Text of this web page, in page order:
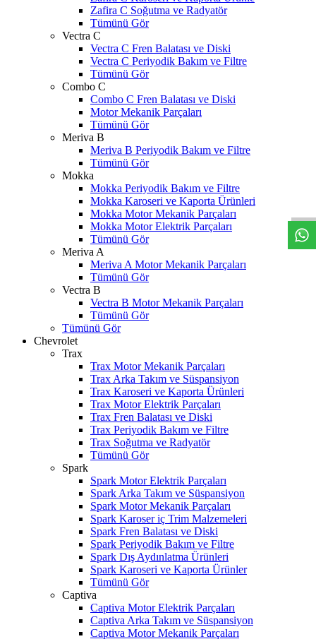
Zafira C Soğutma ve Radyatör
Tümünü Gör
Vectra C
Vectra C Fren Balatası ve Diski
Vectra C Periyodik Bakım ve Filtre
Tümünü Gör
Combo C
Combo C Fren Balatası ve Diski
Motor Mekanik Parçaları
Tümünü Gör
Meriva B
Meriva B Periyodik Bakım ve Filtre
Tümünü Gör
Mokka
Mokka Periyodik Bakım ve Filtre
Mokka Karoseri ve Kaporta Ürünleri
Mokka Motor Mekanik Parçaları
Mokka Motor Elektrik Parçaları
Tümünü Gör
Meriva A
Meriva A Motor Mekanik Parçaları
Tümünü Gör
Vectra B
Vectra B Motor Mekanik Parçaları
Tümünü Gör
Tümünü Gör
Chevrolet
Trax
Trax Motor Mekanik Parçaları
Trax Arka Takım ve Süspansiyon
Trax Karoseri ve Kaporta Ürünleri
Trax Motor Elektrik Parçaları
Trax Fren Balatası ve Diski
Trax Periyodik Bakım ve Filtre
Trax Soğutma ve Radyatör
Tümünü Gör
Spark
Spark Motor Elektrik Parçaları
Spark Arka Takım ve Süspansiyon
Spark Motor Mekanik Parçaları
Spark Karoser iç Trim Malzemeleri
Spark Fren Balatası ve Diski
Spark Periyodik Bakım ve Filtre
Spark Dış Aydınlatma Ürünleri
Spark Karoseri ve Kaporta Ürünler
Tümünü Gör
Captiva
Captiva Motor Elektrik Parçaları
Captiva Arka Takım ve Süspansiyon
Captiva Motor Mekanik Parçaları